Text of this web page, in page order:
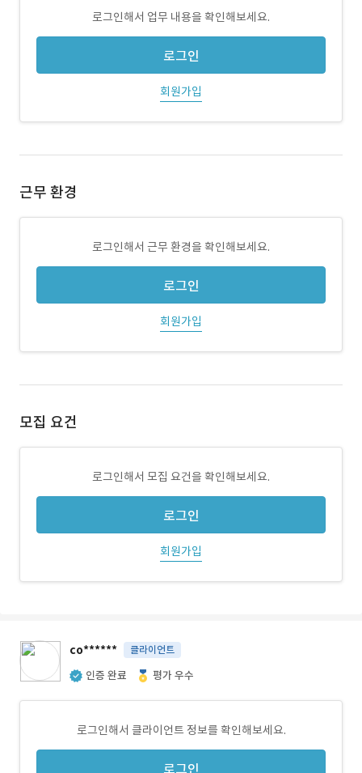
로그인해서 업무 내용을 확인해보세요.
로그인
회원가입
근무 환경
로그인해서 근무 환경을 확인해보세요.
로그인
회원가입
모집 요건
로그인해서 모집 요건을 확인해보세요.
로그인
회원가입
co****** 클라이언트
인증 완료 평가 우수
로그인해서 클라이언트 정보를 확인해보세요.
로그인